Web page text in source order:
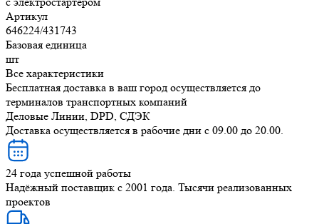
Артикул
646224/431743
Базовая единица
шт
Все характеристики
Бесплатная доставка в ваш город осуществляется до
терминалов транспортных компаний
Деловые Линии, DPD, СДЭК
Доставка осуществляется в рабочие дни с 09.00 до 20.00.
24 года успешной работы
Надёжный поставщик с 2001 года. Тысячи реализованных
проектов